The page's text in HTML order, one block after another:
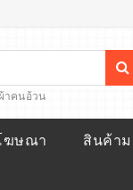
าคนอ้วน
ฆษณา สินค้า